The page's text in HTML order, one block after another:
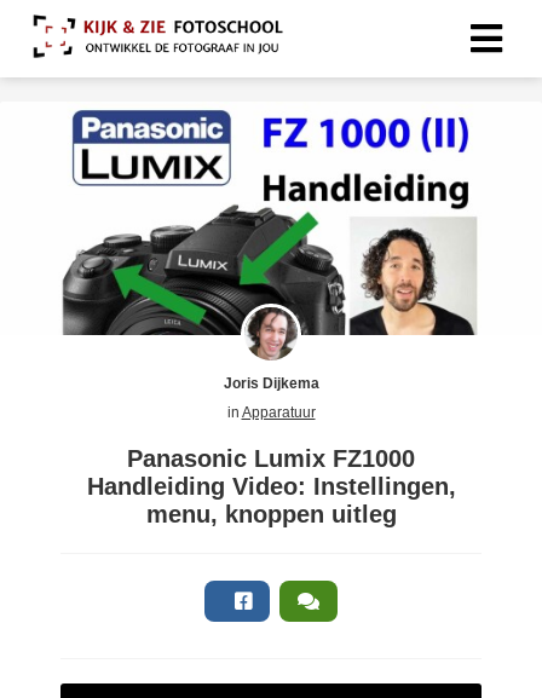
Joris Dijkema
in Apparatuur
Panasonic Lumix FZ1000
Handleiding Video: Instellingen,
menu, knoppen uitleg